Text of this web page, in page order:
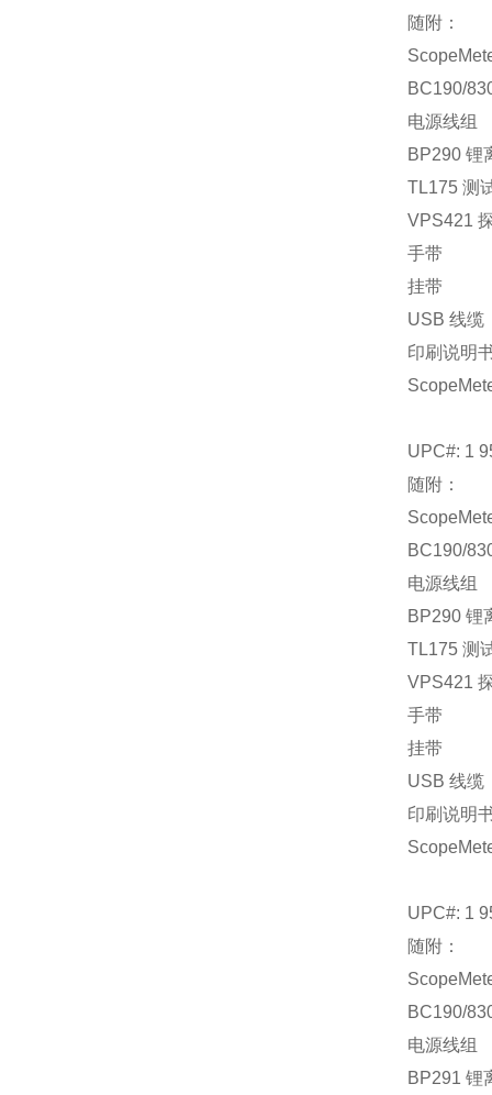
随附：
BC190/
电源线组
BP290 锂
TL175 测
VPS421
手带
挂带
USB 线缆
印刷说明
UPC#: 1
随附：
BC190/
电源线组
BP290 锂
TL175 测
VPS421
手带
挂带
USB 线缆
印刷说明
UPC#: 1
随附：
BC190/
电源线组
BP291 锂